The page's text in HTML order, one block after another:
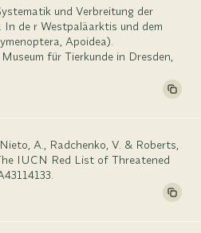
und Verbreitung der
de r Westpaläarktis und dem
Apoidea).
für Tierkunde in Dresden,
A., Radchenko, V. & Roberts,
IUCN Red List of Threatened